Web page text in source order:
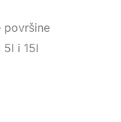
površine
5l i 15l